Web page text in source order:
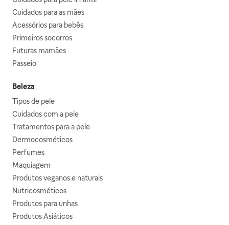
Cuidados para as mães
Acessórios para bebês
Primeiros socorros
Futuras mamães
Passeio
Beleza
Tipos de pele
Cuidados com a pele
Tratamentos para a pele
Dermocosméticos
Perfumes
Maquiagem
Produtos veganos e naturais
Nutricosméticos
Produtos para unhas
Produtos Asiáticos